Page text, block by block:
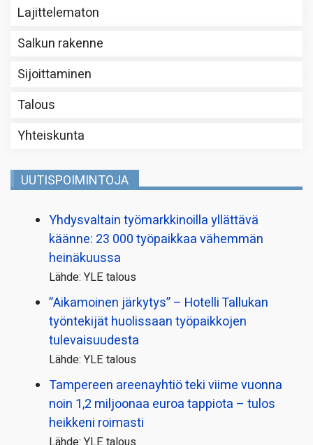
Lajittelematon
Salkun rakenne
Sijoittaminen
Talous
Yhteiskunta
UUTISPOIMINTOJA
Yhdysvaltain työmarkkinoilla yllättävä
käänne: 23 000 työpaikkaa vähemmän
heinäkuussa
Lähde: YLE talous
”Aikamoinen järkytys” – Hotelli Tallukan
työntekijät huolissaan työpaikkojen
tulevaisuudesta
Lähde: YLE talous
Tampereen areenayhtiö teki viime vuonna
noin 1,2 miljoonaa euroa tappiota – tulos
heikkeni roimasti